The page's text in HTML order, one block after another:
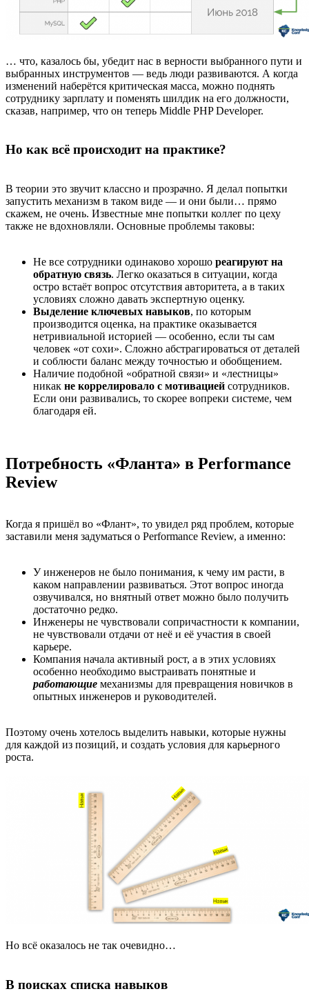
… что, казалось бы, убедит нас в верности выбранного пути и
выбранных инструментов — ведь люди развиваются. А когда
изменений наберётся критическая масса, можно поднять
сотруднику зарплату и поменять шилдик на его должности,
сказав, например, что он теперь Middle PHP Developer.
Но как всё происходит на практике?
В теории это звучит классно и прозрачно. Я делал попытки
запустить механизм в таком виде — и они были… прямо
скажем, не очень. Известные мне попытки коллег по цеху
также не вдохновляли. Основные проблемы таковы:
Не все сотрудники одинаково хорошо реагируют на
обратную связь. Легко оказаться в ситуации, когда
остро встаёт вопрос отсутствия авторитета, а в таких
условиях сложно давать экспертную оценку.
Выделение ключевых навыков, по которым
производится оценка, на практике оказывается
нетривиальной историей — особенно, если ты сам
человек «от сохи». Сложно абстрагироваться от деталей
и соблюсти баланс между точностью и обобщением.
Наличие подобной «обратной связи» и «лестницы»
никак не коррелировало с мотивацией сотрудников.
Если они развивались, то скорее вопреки системе, чем
благодаря ей.
Потребность «Фланта» в Performance
Review
Когда я пришёл во «Флант», то увидел ряд проблем, которые
заставили меня задуматься о Performance Review, а именно:
У инженеров не было понимания, к чему им расти, в
каком направлении развиваться. Этот вопрос иногда
озвучивался, но внятный ответ можно было получить
достаточно редко.
Инженеры не чувствовали сопричастности к компании,
не чувствовали отдачи от неё и её участия в своей
карьере.
Компания начала активный рост, а в этих условиях
особенно необходимо выстраивать понятные и
работающие механизмы для превращения новичков в
опытных инженеров и руководителей.
Поэтому очень хотелось выделить навыки, которые нужны
для каждой из позиций, и создать условия для карьерного
роста.
Но всё оказалось не так очевидно…
В поисках списка навыков